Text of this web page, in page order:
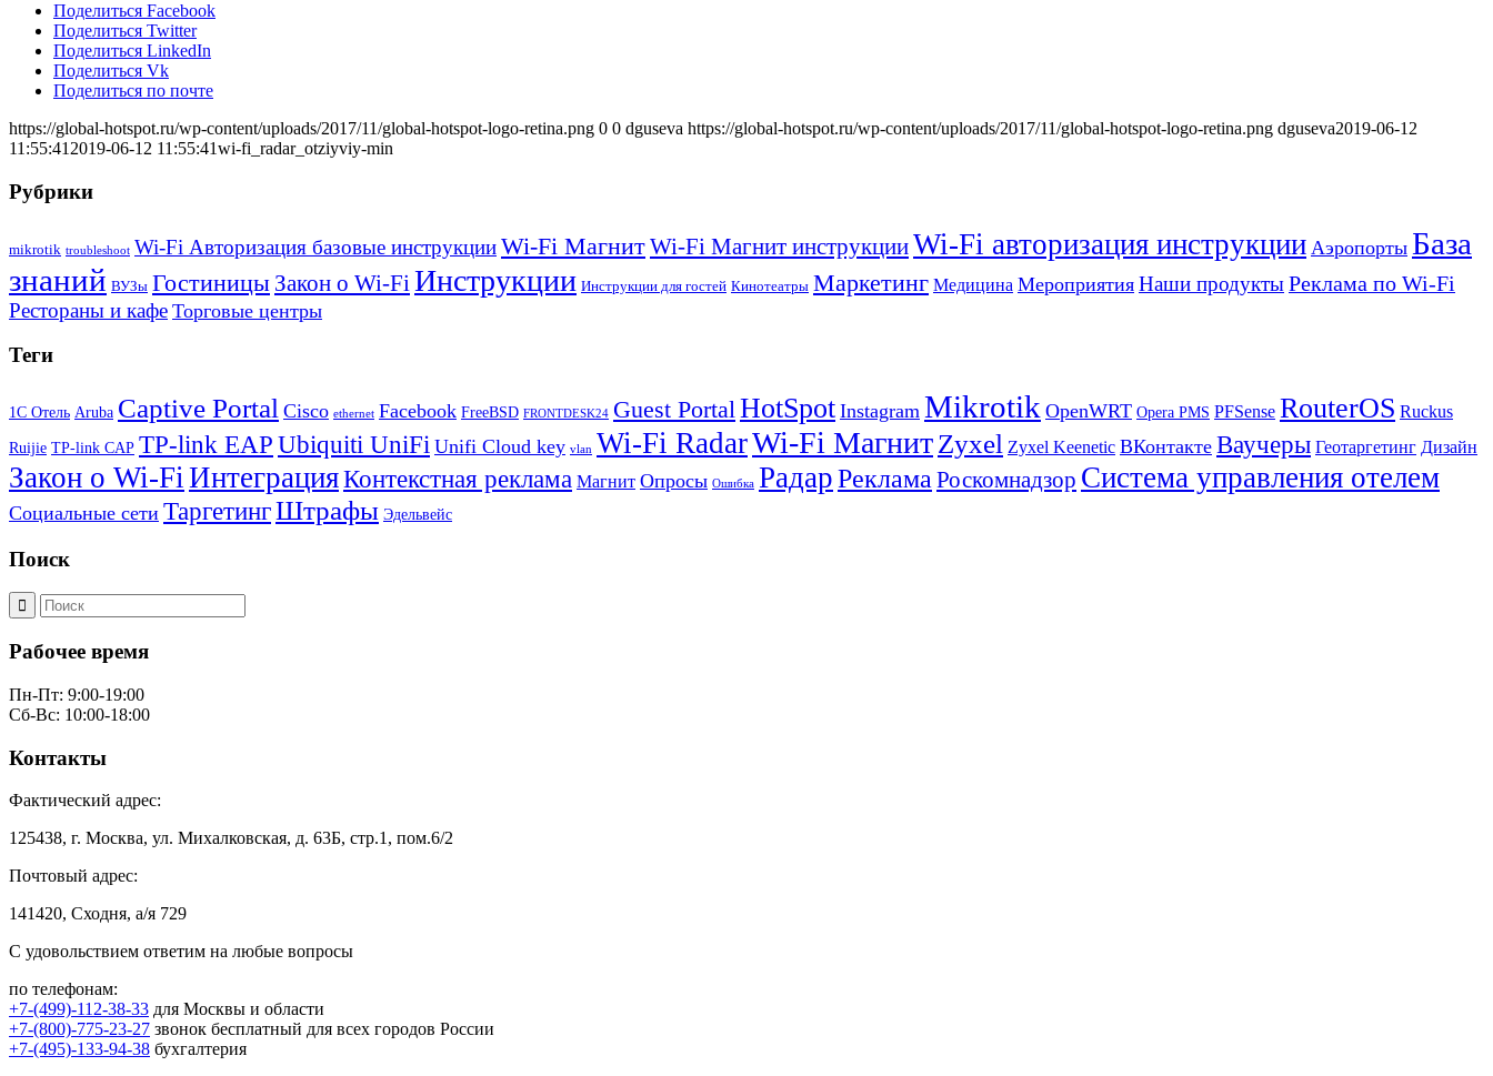
Поделиться Facebook
Поделиться Twitter
Поделиться LinkedIn
Поделиться Vk
Поделиться по почте
https://global-hotspot.ru/wp-content/uploads/2017/11/global-hotspot-logo-retina.png 0 0 dguseva https://global-hotspot.ru/wp-content/uploads/2017/11/global-hotspot-logo-retina.png dguseva2019-06-12
11:55:41 2019-06-12 11:55:41wi-fi_radar_otziyviy-min
Рубрики
mikrotik troubleshoot Wi-Fi Авторизация базовые инструкцииWi-Fi МагнитWi-Fi Магнит инструкцииWi-Fi авторизация инструкции Аэропорты База
знаний ВУЗы Гостиницы Закон о Wi-Fi Инструкции Инструкции для гостей Кинотеатры Маркетинг Медицина Мероприятия Наши продуктыРеклама по Wi-Fi
Рестораны и кафе Торговые центры
Теги
1С Отель Aruba Captive Portal Cisco ethernet Facebook FreeBSD FRONTDESK24 Guest PortalHotSpot Instagram Mikrotik OpenWRT Opera PMS PFSense RouterOS Ruckus
Ruijie TP-link CAP TP-link EAP Ubiquiti UniFi Unifi Cloud key vlan Wi-Fi RadarWi-Fi МагнитZyxel Zyxel Keenetic ВКонтакте Ваучеры Геотаргетинг Дизайн
Закон о Wi-FiИнтеграцияКонтекстная реклама Магнит Опросы Ошибка РадарРеклама Роскомнадзор Система управления отелем
Социальные сети ТаргетингШтрафы Эдельвейс
Поиск
Рабочее время
Пн-Пт: 9:00-19:00
Сб-Вс: 10:00-18:00
Контакты
Фактический адрес:
125438, г. Москва, ул. Михалковская, д. 63Б, стр.1, пом.6/2
Почтовый адрес:
141420, Сходня, а/я 729
С удовольствием ответим на любые вопросы
по телефонам:
+7-(499)-112-38-33 для Москвы и области
+7-(800)-775-23-27 звонок бесплатный для всех городов России
+7-(495)-133-94-38 бухгалтерия